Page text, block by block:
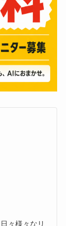
々様々なリ